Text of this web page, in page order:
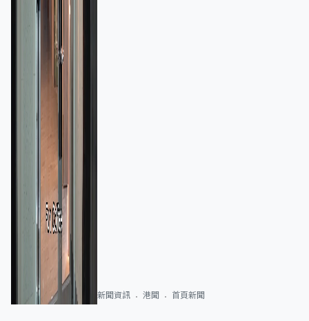
新聞資訊 港聞 首頁新聞